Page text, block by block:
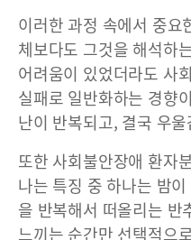
이러한 과정 속에서 중요
체보다도 그것을 해석하
어려움이 있었더라도 사
실패로 일반화하는 경향
난이 반복되고, 결국 우
또한 사회불안장애 환자
나는 특징 중 하나는 밤
을 반복해서 떠올리는 반
느끼는 순간만 선택적으